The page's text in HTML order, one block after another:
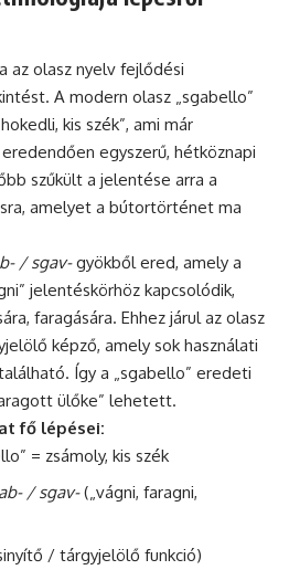
az olasz nyelv fejlődési
A modern olasz „sgabello”
kis szék”, ami már
egyszerű, hétköznapi
szűkült a jelentése arra a
amelyet a bútortörténet ma
/ sgav-gyökből ered, amely a
jelentéskörhöz kapcsolódik,
faragására. Ehhez járul az olasz
képző, amely sok használati
Így a „sgabello” eredeti
ülőke” lehetett.
fő lépései:
= zsámoly, kis szék
/ sgav-(„vágni, faragni,
/ tárgyjelölő funkció)